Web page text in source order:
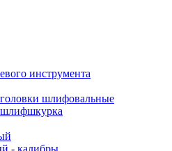
инструмента
шлифовальные
- калибры